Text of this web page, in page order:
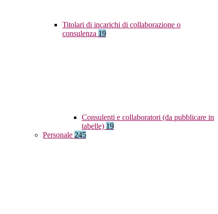
Titolari di incarichi di collaborazione o
consulenza 19
Consulenti e collaboratori (da pubblicare in
tabelle) 19
Personale 245